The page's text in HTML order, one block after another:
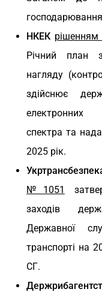
НКЕК
Річний план
нагляду
здійснює
електронних
спектра та
2025 рік.
№1051
заходів
Державної
транспорті на
СГ.